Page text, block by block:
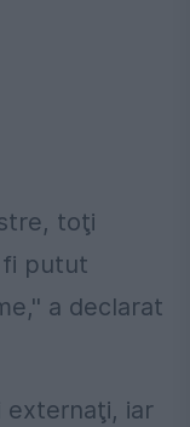
toţi
fi putut
a declarat
externaţi, iar